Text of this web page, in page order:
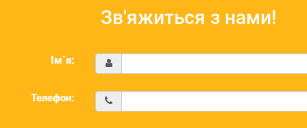
Зв'яжиться з нами!
Ім`я:
Телефон: